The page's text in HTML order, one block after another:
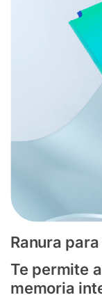
Ranura
Te permite
memoria